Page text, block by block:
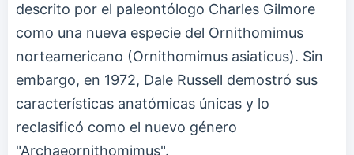
descrito por el paleontólogo Charles Gilmore
como una nueva especie del Ornithomimus
norteamericano (Ornithomimus asiaticus). Sin
embargo, en 1972, Dale Russell demostró sus
características anatómicas únicas y lo
reclasificó como el nuevo género
"Archaeornithomimus".